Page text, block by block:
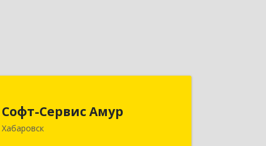
Софт-Сервис Амур
Хабаровск
680000, Хабаровский край, Хабаровск
г, Муравьева-Амурского ул., дом № 4,